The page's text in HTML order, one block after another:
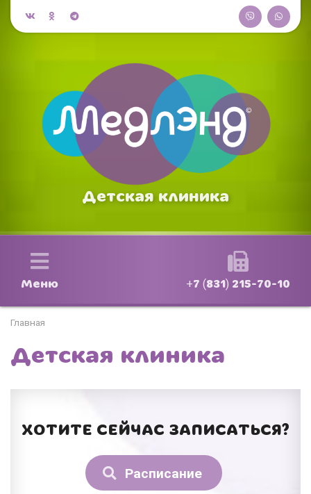
Детская клиника
Меню +7 (831) 215-70-10
Главная
Детская клиника
ХОТИТЕ СЕЙЧАС ЗАПИСАТЬСЯ?
Расписание